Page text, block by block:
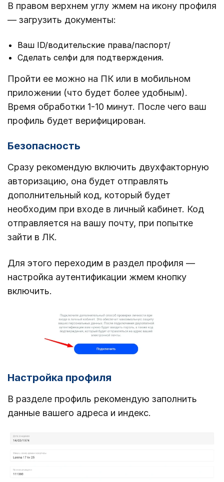
В правом верхнем углу жмем на икону профиля
— загрузить документы:
Ваш ID/водительские права/паспорт/
Сделать селфи для подтверждения.
Пройти ее можно на ПК или в мобильном
приложении (что будет более удобным).
Время обработки 1-10 минут. После чего ваш
профиль будет верифицирован.
Безопасность
Сразу рекомендую включить двухфакторную
авторизацию, она будет отправлять
дополнительный код, который будет
необходим при входе в личный кабинет. Код
отправляется на вашу почту, при попытке
зайти в ЛК.
Для этого переходим в раздел профиля —
настройка аутентификации жмем кнопку
включить.
Настройка профиля
В разделе профиль рекомендую заполнить
данные вашего адреса и индекс.